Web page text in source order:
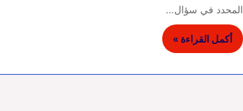
المحدد في سؤال…
أكمل القراءة »